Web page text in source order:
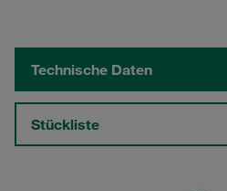
Technische Daten
Stückliste